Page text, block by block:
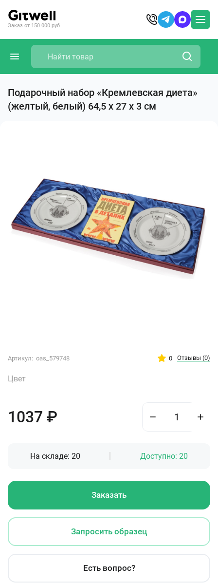
Заказ от 150 000 руб
Подарочный набор «Кремлевская диета»
(желтый, белый) 64,5 х 27 х 3 см
Артикул: oas_579748 0 Отзывы (0)
Цвет
1037 ₽
На складе:20 Доступно: 20
Заказать
Запросить образец
Есть вопрос?